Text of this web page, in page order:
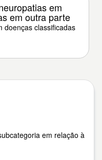
em
em outra parte
doenças classificadas
em relação à